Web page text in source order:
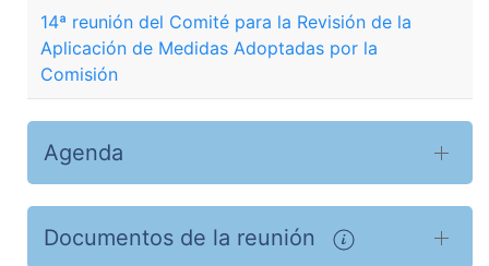
14ª reunión del Comité para la Revisión de la
Aplicación de Medidas Adoptadas por la
Comisión
Agenda
Documentos de la reunión